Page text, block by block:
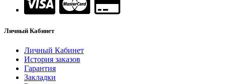
Личный Кабинет
Личный Кабинет
История заказов
Гарантия
Закладки